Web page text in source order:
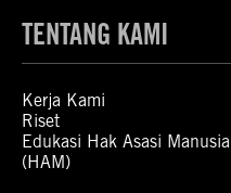
TENTANG KAMI
Kerja Kami
Riset
Edukasi Hak Asasi Manusia
(HAM)